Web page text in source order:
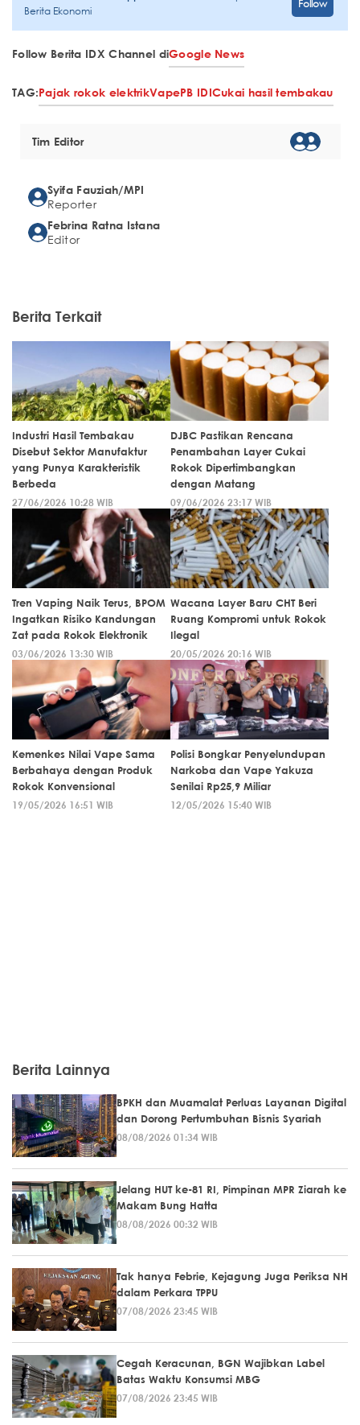
Berita Ekonomi
Follow
Follow Berita IDX Channel diGoogle News
TAG:Pajak rokok elektrikVapePB IDICukai hasil tembakau
Tim Editor
Syifa Fauziah/MPI
Reporter
Febrina Ratna Istana
Editor
Berita Terkait
Industri Hasil Tembakau
Disebut Sektor Manufaktur
yang Punya Karakteristik
Berbeda
27/06/2026 10:28 WIB
DJBC Pastikan Rencana
Penambahan Layer Cukai
Rokok Dipertimbangkan
dengan Matang
09/06/2026 23:17 WIB
Tren Vaping Naik Terus, BPOM
Ingatkan Risiko Kandungan
Zat pada Rokok Elektronik
03/06/2026 13:30 WIB
Wacana Layer Baru CHT Beri
Ruang Kompromi untuk Rokok
Ilegal
20/05/2026 20:16 WIB
Kemenkes Nilai Vape Sama
Berbahaya dengan Produk
Rokok Konvensional
19/05/2026 16:51 WIB
Polisi Bongkar Penyelundupan
Narkoba dan Vape Yakuza
Senilai Rp25,9 Miliar
12/05/2026 15:40 WIB
Berita Lainnya
BPKH dan Muamalat Perluas Layanan Digital
dan Dorong Pertumbuhan Bisnis Syariah
08/08/2026 01:34 WIB
Jelang HUT ke-81 RI, Pimpinan MPR Ziarah ke
Makam Bung Hatta
08/08/2026 00:32 WIB
Tak hanya Febrie, Kejagung Juga Periksa NH
dalam Perkara TPPU
07/08/2026 23:45 WIB
Cegah Keracunan, BGN Wajibkan Label
Batas Waktu Konsumsi MBG
07/08/2026 23:45 WIB